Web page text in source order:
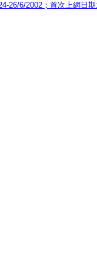
26/6/2002；首次上網日